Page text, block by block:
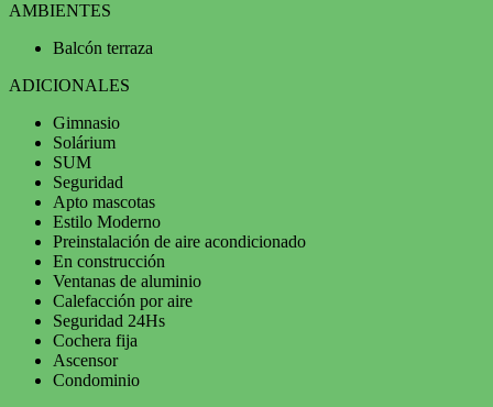
AMBIENTES
Balcón terraza
ADICIONALES
Gimnasio
Solárium
SUM
Seguridad
Apto mascotas
Estilo Moderno
Preinstalación de aire acondicionado
En construcción
Ventanas de aluminio
Calefacción por aire
Seguridad 24Hs
Cochera fija
Ascensor
Condominio